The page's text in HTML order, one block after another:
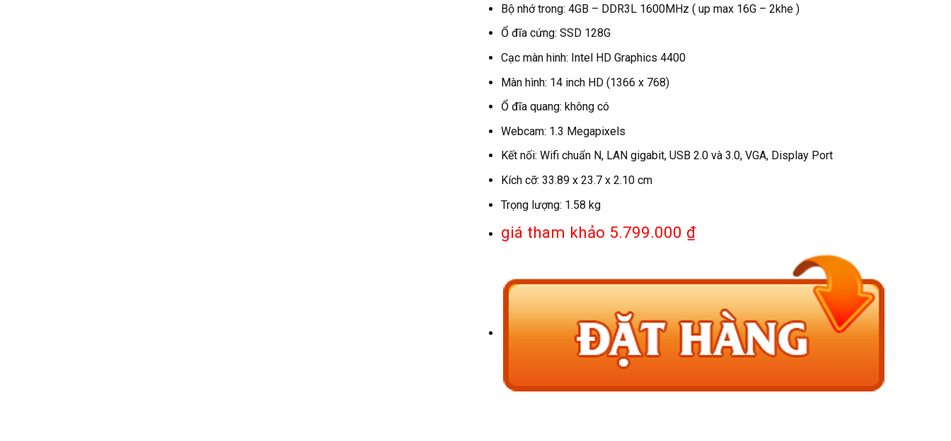
Bộ nhớ trong: 4GB – DDR3L 1600MHz ( up max 16G – 2khe )
Ổ đĩa cứng: SSD 128G
Cạc màn hinh: Intel HD Graphics 4400
Màn hình: 14 inch HD (1366 x 768)
Ổ đĩa quang: không có
Webcam: 1.3 Megapixels
Kết nối: Wifi chuẩn N, LAN gigabit, USB 2.0 và 3.0, VGA, Display Port
Kích cỡ: 33.89 x 23.7 x 2.10 cm
Trọng lượng: 1.58 kg
giá tham khảo 5.799.000 ₫